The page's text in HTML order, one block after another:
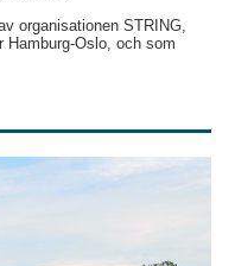
organisationen STRING,
Hamburg-Oslo, och som